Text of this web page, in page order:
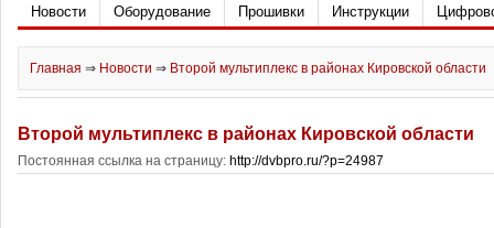
Новости Оборудование Прошивки Инструкции
Главная ⇒ Новости ⇒ Второй мультиплекс в районах Кировской области
Второй мультиплекс в районах Кировской области
Постоянная ссылка на страницу: http://dvbpro.ru/?p=24987